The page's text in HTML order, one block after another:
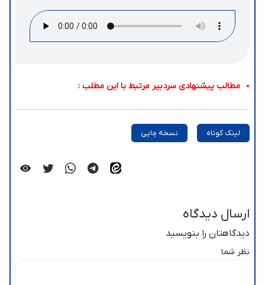
مطالب پیشنهادی سردبیر مرتبط با این مطلب :
لینک کوتاه نسخه چاپی
ارسال دیدگاه
دیدگاهتان را بنویسید
نظر شما